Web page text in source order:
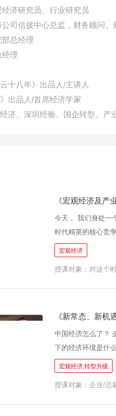
济研究员、行业研究员
司信披中心总监，财务顾问、
总经理
经理
十八年》出品人/主讲人
出品人/首席经济学家
、深圳经验、国企转型、产
《宏观经济及产
今天， 我们身处一
时代精英的核心竞
于实战型预测，拥
和思考与大家分享
宏观经济
授课对象：对这个
《新常态、新
中国经济怎么了？
下的经济环境是什
找到自己的产业转
什么样的产业机遇
和资本人都应该了
式，就是你的模式
宏观经济,转型升级
授课对象：企业/总